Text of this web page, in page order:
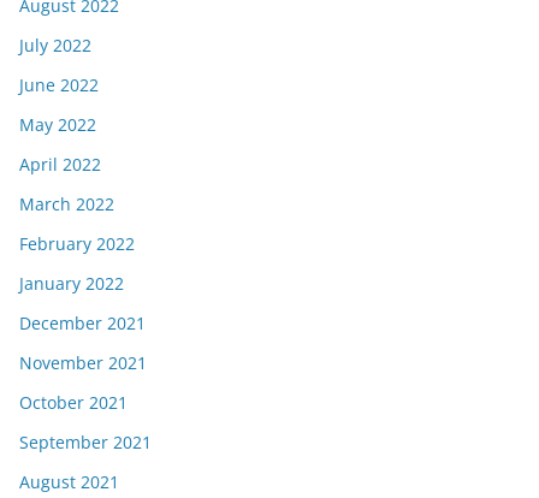
August 2022
July 2022
June 2022
May 2022
April 2022
March 2022
February 2022
January 2022
December 2021
November 2021
October 2021
September 2021
August 2021